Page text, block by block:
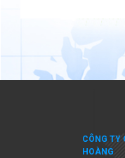
CÔNG TY
HOÀNG